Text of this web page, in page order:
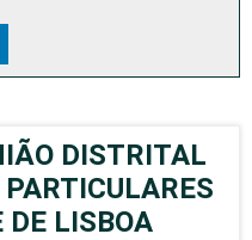
DISTRITAL
DE LISBOA